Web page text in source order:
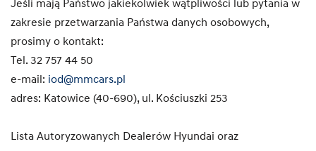
Jeśli mają Państwo jakiekolwiek wątpliwości lub pytania w
zakresie przetwarzania Państwa danych osobowych,
prosimy o kontakt:
Tel. 32 757 44 50
e-mail: iod@mmcars.pl
adres: Katowice (40-690), ul. Kościuszki 253
Lista Autoryzowanych Dealerów Hyundai oraz